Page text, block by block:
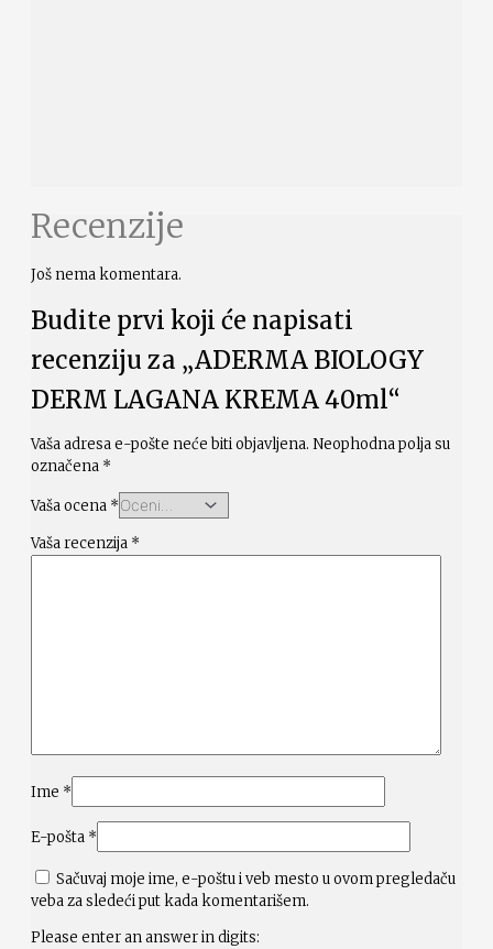
Recenzije
Još nema komentara.
Budite prvi koji će napisati
recenziju za „ADERMA BIOLOGY
DERM LAGANA KREMA 40ml“
Vaša adresa e-pošte neće biti objavljena. Neophodna polja su
označena *
Vaša ocena *
Vaša recenzija *
Ime *
E-pošta *
Sačuvaj moje ime, e-poštu i veb mesto u ovom pregledaču
veba za sledeći put kada komentarišem.
Please enter an answer in digits: